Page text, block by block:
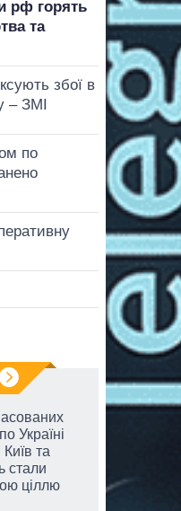
рф горять
та
збої в
– ЗМІ
по
Україні
Київ та
стали
ціллю